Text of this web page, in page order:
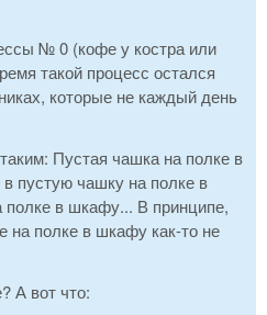
№ 0 (кофе у костра или
такой процесс остался
которые не каждый день
Пустая чашка на полке в
пустую чашку на полке в
в шкафу... В принципе,
на полке в шкафу как-то не
А вот что: